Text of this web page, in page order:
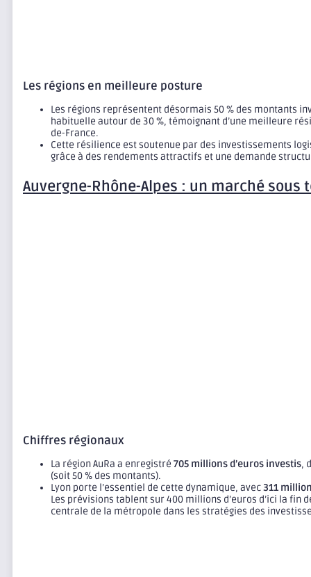
Les régions en meilleure posture
Les régions représentent désormais 50 % des montants
habituelle autour de 30 %, témoignant d’une meilleure
de-France.
Cette résilience est soutenue par des investissements
grâce à des rendements attractifs et une demande
Auvergne-Rhône-Alpes : un marché
Chiffres régionaux
La région AuRa a enregistré 705 millions d’euros investis,
(soit 50 % des montants).
Lyon porte l’essentiel de cette dynamique, avec311
Les prévisions tablent sur 400 millions d’euros d’ici la fin
centrale de la métropole dans les stratégies des